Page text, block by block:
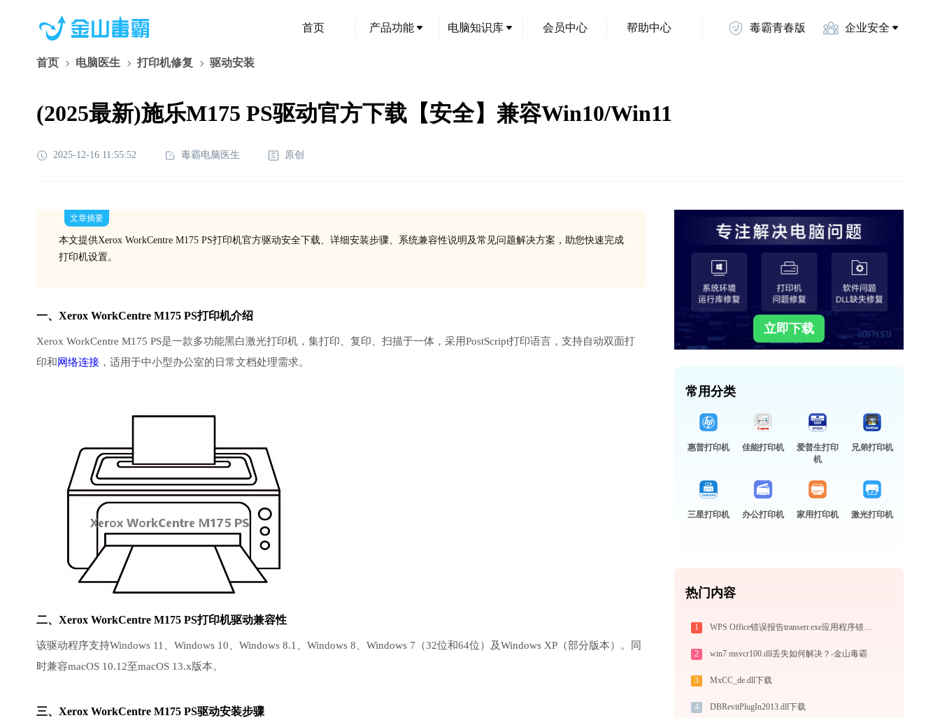
首页 产品功能 电脑知识库 会员中心 帮助中心 毒霸青春版 企业安全
首页 电脑医生 打印机修复 驱动安装
(2025最新)施乐M175 PS驱动官方下载【安全】兼容Win10/Win11
2025-12-16 11:55:52 毒霸电脑医生 原创
文章摘要
本文提供Xerox WorkCentre M175 PS打印机官方驱动安全下载、详细安装步骤、系统兼容性说明及常见问题解决方案，助您快速完成
打印机设置。
一、Xerox WorkCentre M175 PS打印机介绍
Xerox WorkCentre M175 PS是一款多功能黑白激光打印机，集打印、复印、扫描于一体，采用PostScript打印语言，支持自动双面打
印和网络连接 ，适用于中小型办公室的日常文档处理需求。
二、Xerox WorkCentre M175 PS打印机驱动兼容性
该驱动程序支持Windows 11、Windows 10、Windows 8.1、Windows 8、Windows 7（32位和64位）及Windows XP（部分版本）。同
时兼容macOS 10.12至macOS 13.x版本。
三、Xerox WorkCentre M175 PS驱动安装步骤
立即下载
常用分类
惠普打印机 佳能打印机
爱普生打印
机
兄弟打印机
三星打印机 办公打印机 家用打印机 激光打印机
热门内容
1 WPS Office错误报告transerr.exe应用程序错误0xc000000d解决方法
2 win7 msvcr100.dll丢失如何解决？-金山毒霸
3 MxCC_de.dll下载
4 DBRevitPlugIn2013.dll下载